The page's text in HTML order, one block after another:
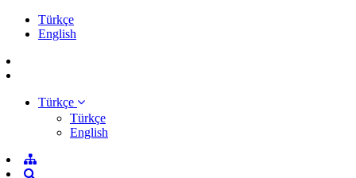
Türkçe
English
Türkçe
Türkçe
English